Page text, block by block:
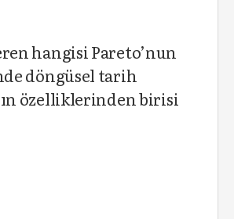
hangisi Pareto’nun
döngüsel tarih
özelliklerinden birisi